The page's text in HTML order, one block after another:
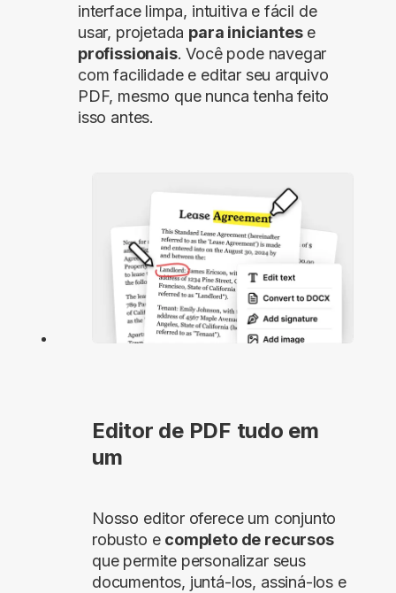
interface limpa, intuitiva e fácil de
usar, projetada para iniciantese
profissionais. Você pode navegar
com facilidade e editar seu arquivo
PDF, mesmo que nunca tenha feito
isso antes.
Editor de PDF tudo em
um
Nosso editor oferece um conjunto
robusto e completo de recursos
que permite personalizar seus
documentos, juntá-los, assiná-los e